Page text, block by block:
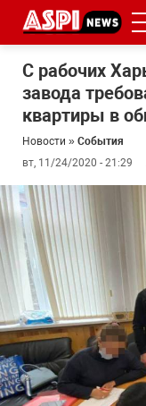
С рабочих
завода
квартиры в
Новости » События
вт, 11/24/2020 - 21:29
#ООС
#боротьба
з
корупцією